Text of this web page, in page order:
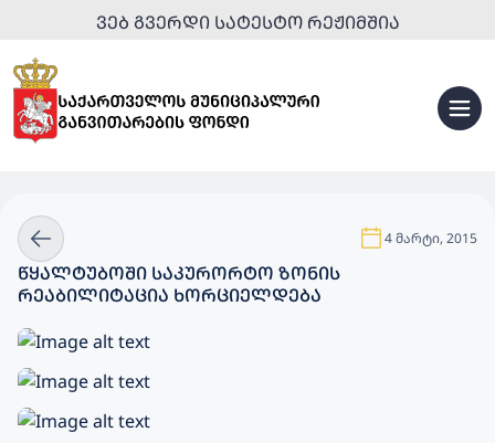
ᲕᲔᲑ ᲒᲕᲔᲠᲓᲘ ᲡᲐᲢᲔᲡᲢᲝ ᲠᲔᲟᲘᲛᲨᲘᲐ
4 მარტი, 2015
ᲬᲧᲐᲚᲢᲣᲑᲝᲨᲘ ᲡᲐᲙᲣᲠᲝᲠᲢᲝ ᲖᲝᲜᲘᲡ
ᲠᲔᲐᲑᲘᲚᲘᲢᲐᲪᲘᲐ ᲮᲝᲠᲪᲘᲔᲚᲓᲔᲑᲐ